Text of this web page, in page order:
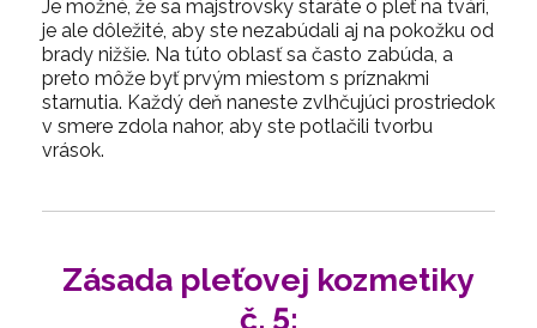
Je možné, že sa majstrovsky staráte o pleť na tvári,
je ale dôležité, aby ste nezabúdali aj na pokožku od
brady nižšie. Na túto oblasť sa často zabúda, a
preto môže byť prvým miestom s príznakmi
starnutia. Každý deň naneste zvlhčujúci prostriedok
v smere zdola nahor, aby ste potlačili tvorbu
vrások.
Zásada pleťovej kozmetiky
č. 5: